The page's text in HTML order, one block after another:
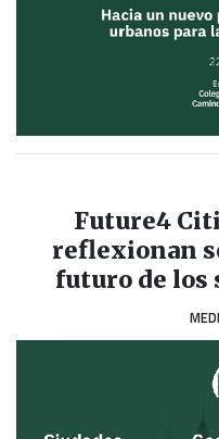
Future4
reflexionan
futuro de los